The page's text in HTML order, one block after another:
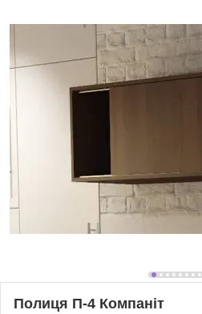
Полиця П-4 Компаніт